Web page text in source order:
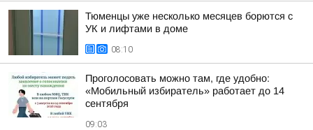
Тюменцы уже несколько месяцев борются с
УК и лифтами в доме
08:10
Проголосовать можно там, где удобно:
«Мобильный избиратель» работает до 14
сентября
09:03